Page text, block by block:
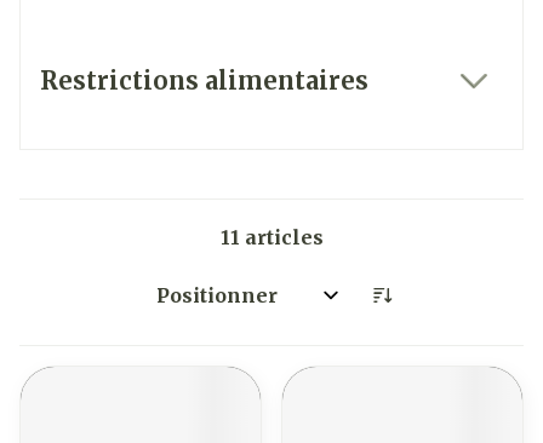
Restrictions alimentaires
11 articles
Trier par: